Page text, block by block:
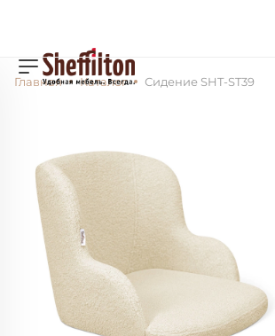
Главная Каталог Сидение SHT-ST39